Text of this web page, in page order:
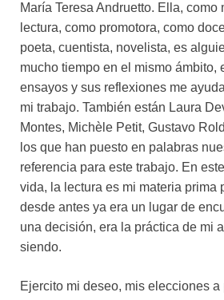
María Teresa Andruetto. Ella, como
lectura, como promotora, como
poeta, cuentista, novelista, es
mucho tiempo en el mismo ámbito,
ensayos y sus reflexiones me
mi trabajo. También están Laura
Montes, Michèle Petit, Gustavo
los que han puesto en palabras
referencia para este trabajo. En
vida, la lectura es mi materia prima
desde antes ya era un lugar de
una decisión, era la práctica de mi
siendo.
Ejercito mi deseo, mis elecciones a